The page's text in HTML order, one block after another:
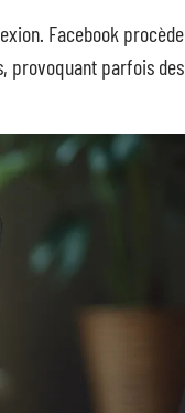
Facebook procède
provoquant parfois des